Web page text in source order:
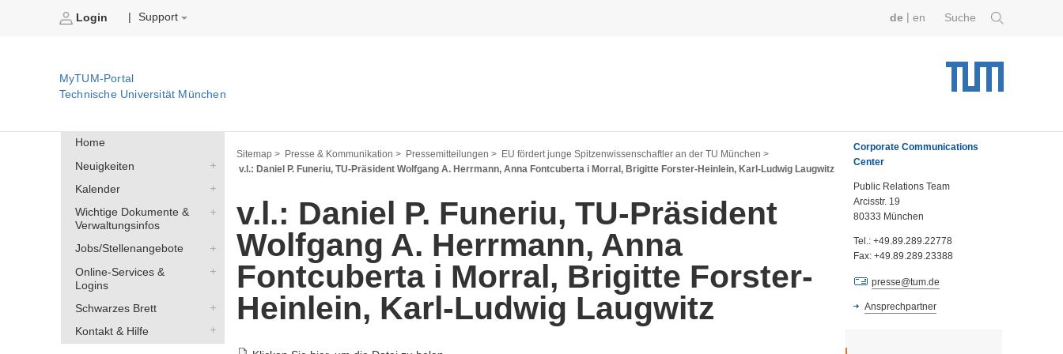
Login Support Suche
de en
MyTUM-Portal
Technische Universität München
Home
Neuigkeiten
Kalender
Wichtige Dokumente &
Verwaltungsinfos
Jobs/Stellenangebote
Online-Services &
Logins
Schwarzes Brett
Kontakt & Hilfe
Sitemap > Presse & Kommunikation > Pressemitteilungen >
EU fördert junge Spitzenwissenschaftler an der TU München >
v.l.: Daniel P. Funeriu, TU-Präsident Wolfgang A. Herrmann, Anna Fontcuberta i Morral, Brigitte Forster-Heinlein, Karl-Ludwig Laugwitz
v.l.: Daniel P. Funeriu, TU-Präsident
Wolfgang A. Herrmann, Anna
Fontcuberta i Morral, Brigitte Forster-
Heinlein, Karl-Ludwig Laugwitz
Corporate Communications
Center
Public Relations Team
Arcisstr. 19
80333 München
Tel.: +49.89.289.22778
Fax: +49.89.289.23388
presse@tum.de
Ansprechpartner